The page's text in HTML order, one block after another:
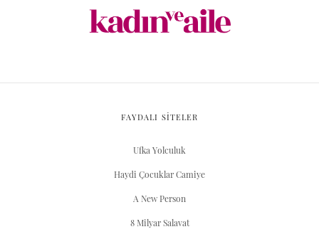
FAYDALI SİTELER
Ufka Yolculuk
Haydi Çocuklar Camiye
A New Person
8 Milyar Salavat